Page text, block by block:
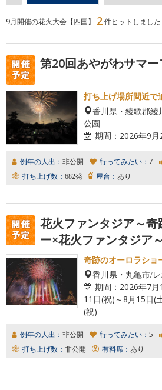
9月開催の花火大会【四国】 2件ヒットしました
第20回あやがわサマ
打ち上げ場所間近で
香川県・綾歌郡綾
公園
期間： 2026年9月
例年の人出： 非公開 行ってみたい： 7
打ち上げ数： 682発 屋台： あり
花火ファンタジア～奇
ー×花火ファンタジア～
奇跡のオーロラショ
香川県・丸亀市/
期間： 2026年7月
11日(祝)～8月15日(
(祝)
例年の人出： 非公開 行ってみたい： 5
打ち上げ数： 非公開 有料席： あり